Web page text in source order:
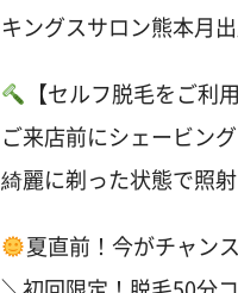
キングスサロン熊本月
【セルフ脱毛をご利
ご来店前にシェービン
綺麗に剃った状態で照
夏直前！今がチャンス